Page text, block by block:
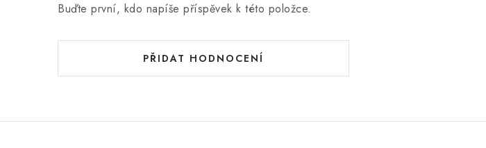
Buďte první, kdo napíše příspěvek k této položce.
PŘIDAT HODNOCENÍ